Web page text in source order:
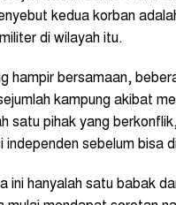
kedua korban
di wilayah itu.
hampir bersamaan,
kampung akibat
satu pihak yang
independen sebelum bisa
ini hanyalah satu babak